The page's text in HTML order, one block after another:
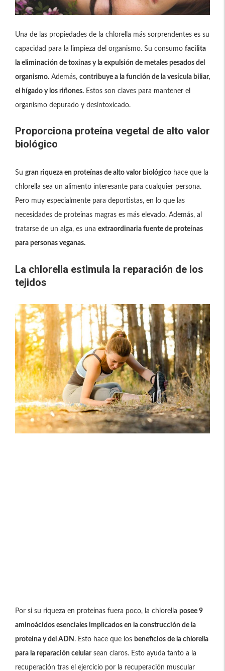
Una de las propiedades de la chlorella más sorprendentes es su
capacidad para la limpieza del organismo. Su consumo facilita
la eliminación de toxinas y la expulsión de metales pesados del
organismo. Además, contribuye a la función de la vesícula biliar,
el hígado y los riñones. Estos son claves para mantener el
organismo depurado y desintoxicado.
Proporciona proteína vegetal de alto valor
biológico
Su gran riqueza en proteínas de alto valor biológico hace que la
chlorella sea un alimento interesante para cualquier persona.
Pero muy especialmente para deportistas, en lo que las
necesidades de proteínas magras es más elevado. Además, al
tratarse de un alga, es una extraordinaria fuente de proteínas
para personas veganas.
La chlorella estimula la reparación de los
tejidos
Por si su riqueza en proteínas fuera poco, la chlorella posee 9
aminoácidos esenciales implicados en la construcción de la
proteína y del ADN . Esto hace que los beneficios de la chlorella
para la reparación celularsean claros. Esto ayuda tanto a la
recuperación tras el ejercicio por la recuperación muscular